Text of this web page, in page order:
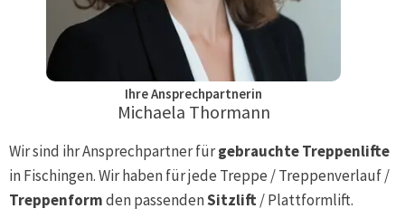
Ihre Ansprechpartnerin
Michaela Thormann
Wir sind ihr Ansprechpartner fürgebrauchte Treppenlifte
inFischingen. Wir haben für jede Treppe / Treppenverlauf /
Treppenformden passendenSitzlift/ Plattformlift.